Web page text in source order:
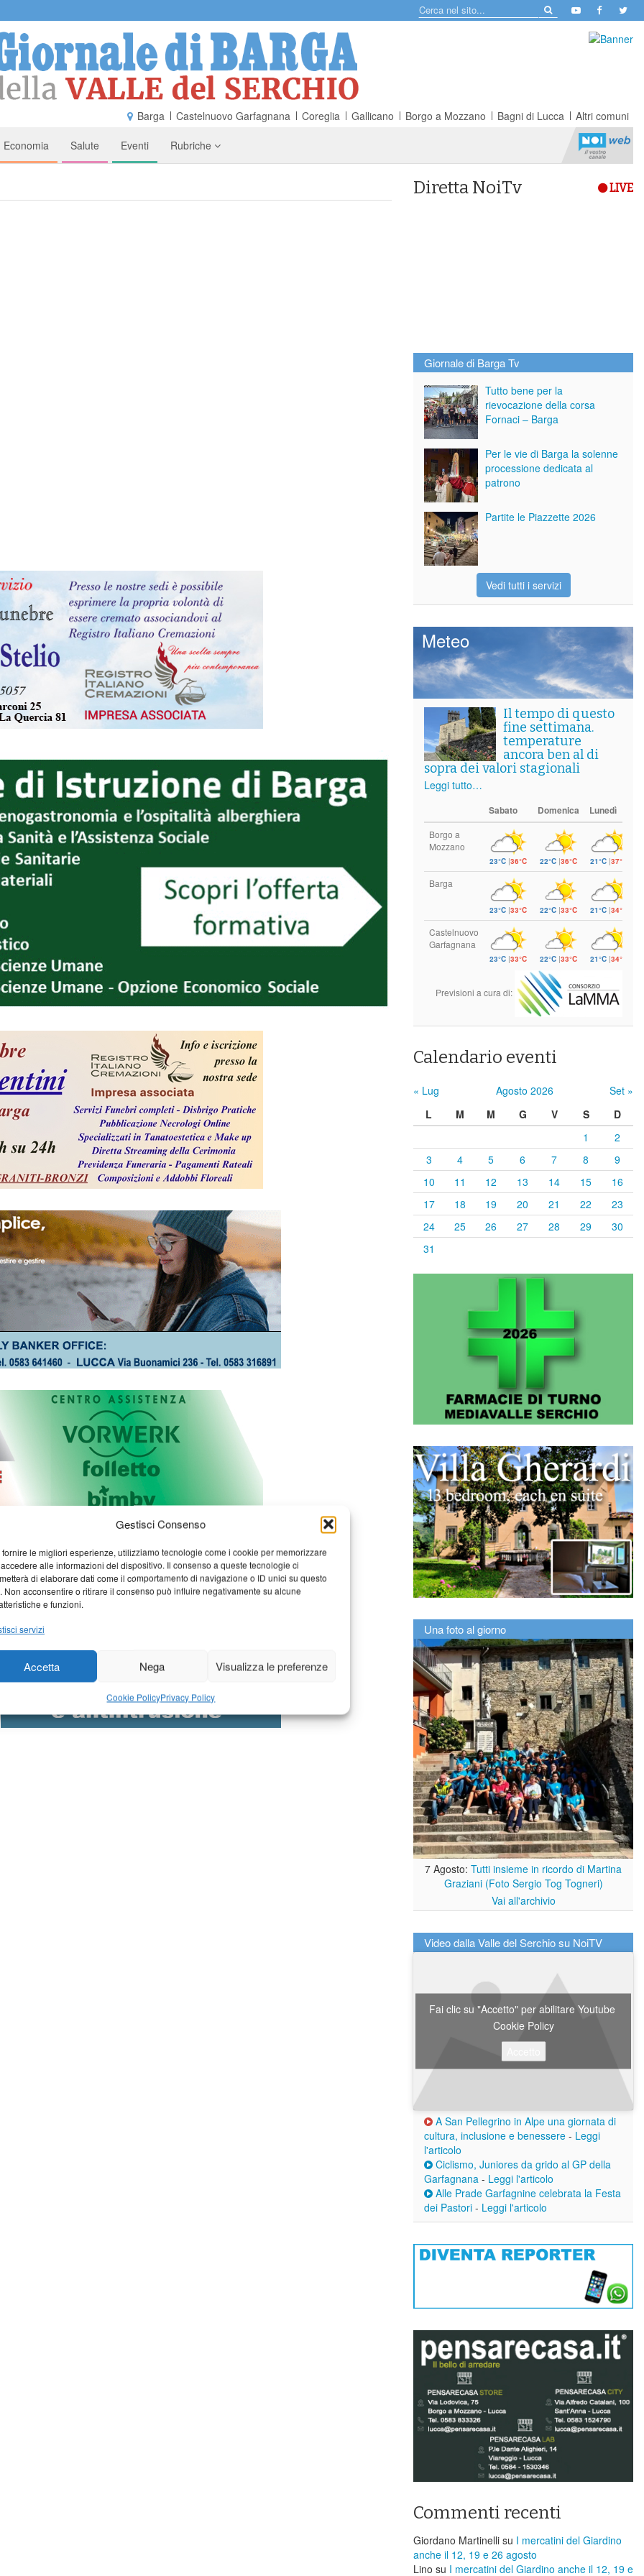
Gestisci Consenso
fornire le migliori esperienze, utilizziamo tecnologie come i cookie per memorizzare
alle informazioni del dispositivo. Il consenso a queste tecnologie ci
di elaborare dati come il comportamento di navigazione o ID unici su questo
Non acconsentire o ritirare il consenso può influire negativamente su alcune
e funzioni.
servizi
Accetta Nega Visualizza le preferenze
Cookie PolicyPrivacy Policy
Barga Castelnuovo Garfagnana Coreglia Gallicano Borgo a Mozzano Bagni di Lucca Altri comuni
Economia Salute Eventi Rubriche
Diretta NoiTv LIVE
Giornale di Barga Tv
Tutto bene per la
rievocazione della corsa
Fornaci – Barga
Per le vie di Barga la solenne
processione dedicata al
patrono
Partite le Piazzette 2026
Vedi tutti i servizi
Meteo
Il tempo di questo
fine settimana.
temperature
ancora ben al di
sopra dei valori stagionali
Leggi tutto…
Sabato Domenica Lunedì
Borgo a
Mozzano
23°C |36°C 22°C |36°C 21°C |37°C
Barga
23°C |33°C 22°C |33°C 21°C |34°C
Castelnuovo
Garfagnana
23°C |33°C 22°C |33°C 21°C |34°C
Previsioni a cura di:
Calendario eventi
« Lug Agosto 2026
Set »
L
M M G V S
D
1
2
3
4 5 6 7 8
9
10
11 12 13 14 15
16
17
18 19 20 21 22
23
24
25 26 27 28 29
30
31
Una foto al giorno
7 Agosto: Tutti insieme in ricordo di Martina
Graziani (Foto Sergio Tog Togneri)
Vai all'archivio
Video dalla Valle del Serchio su NoiTV
Fai clic su "Accetto" per abilitare Youtube
Cookie Policy
A San Pellegrino in Alpe una giornata di
cultura, inclusione e benessere - Leggi
l'articolo
Ciclismo, Juniores da grido al GP della
Garfagnana - Leggi l'articolo
Alle Prade Garfagnine celebrata la Festa
dei Pastori - Leggi l'articolo
Commenti recenti
Giordano Martinelli su I mercatini del Giardino
anche il 12, 19 e 26 agosto
Lino su I mercatini del Giardino anche il 12, 19 e